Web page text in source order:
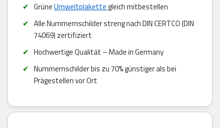
GrüneUmweltplakettegleich mitbestellen
Alle Nummernschilder streng nach DIN CERTCO (DIN
74069) zertifiziert
Hochwertige Qualität – Made in Germany
Nummernschilder bis zu 70% günstiger als bei
Prägestellen vor Ort